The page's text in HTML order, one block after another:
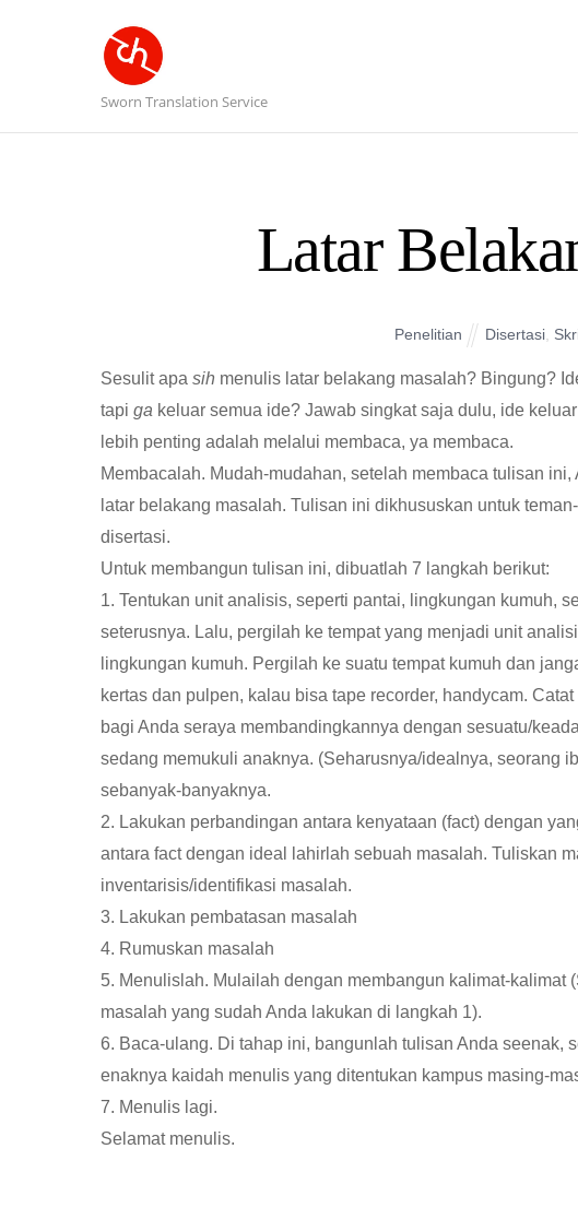
Sworn Translation Service
Latar
Penelitian Disertasi
Sesulit apa sih menulis latar belakang masalah? Bingung?
tapi ga keluar semua ide? Jawab singkat saja dulu, ide
lebih penting adalah melalui membaca, ya membaca.
Membacalah. Mudah-mudahan, setelah membaca tulisan
latar belakang masalah. Tulisan ini dikhususkan untuk
disertasi.
Untuk membangun tulisan ini, dibuatlah 7 langkah berikut:
1. Tentukan unit analisis, seperti pantai, lingkungan kumuh,
seterusnya. Lalu, pergilah ke tempat yang menjadi unit
lingkungan kumuh. Pergilah ke suatu tempat kumuh dan
kertas dan pulpen, kalau bisa tape recorder, handycam.
bagi Anda seraya membandingkannya dengan sesuatu/
sedang memukuli anaknya. (Seharusnya/idealnya, seorang
sebanyak-banyaknya.
2. Lakukan perbandingan antara kenyataan (fact) dengan
antara fact dengan ideal lahirlah sebuah masalah. Tuliskan
inventarisis/identifikasi masalah.
3. Lakukan pembatasan masalah
4. Rumuskan masalah
5. Menulislah. Mulailah dengan membangun kalimat-kalimat
masalah yang sudah Anda lakukan di langkah 1).
6. Baca-ulang. Di tahap ini, bangunlah tulisan Anda seenak,
enaknya kaidah menulis yang ditentukan kampus masing-
7. Menulis lagi.
Selamat menulis.